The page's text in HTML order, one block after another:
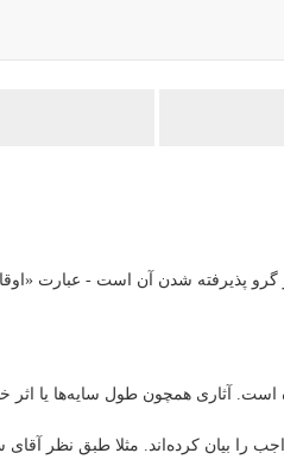
پذیرفته شدن آن است - عبارت
است. آثاری همچون طول سایه‌ها یا
را بیان کرده‌اند. مثلا طبق نظر